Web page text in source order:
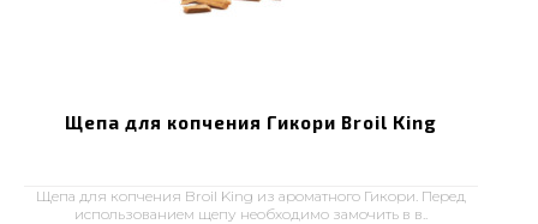
Щепа для копчения Гикори Broil King
Щепа для копчения Broil King из ароматного Гикори. Перед
использованием щепу необходимо замочить в в..